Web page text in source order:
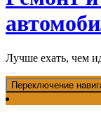
Лучше ехать, чем
Переключение